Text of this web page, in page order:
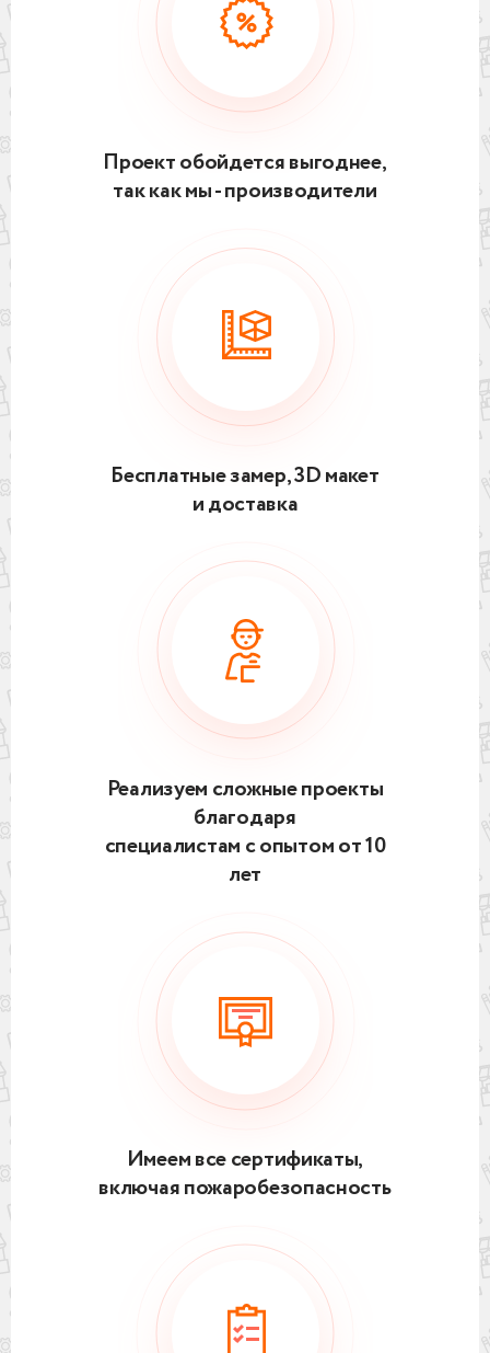
Проект обойдется выгоднее,
так как мы - производители
Бесплатные замер, 3D макет
и доставка
Реализуем сложные проекты
благодаря
специалистам с опытом от 10
лет
Имеем все сертификаты,
включая пожаробезопасность